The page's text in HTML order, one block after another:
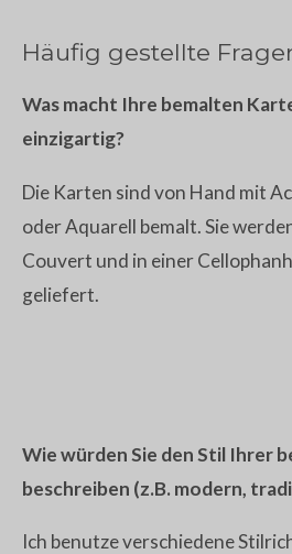
Häufig gestellte
Was macht Ihre bemalten
einzigartig?
Die Karten sind von Hand mit
oder Aquarell bemalt. Sie
Couvert und in einer
geliefert.
Wie würden Sie den Stil Ihrer
beschreiben (z.B. modern,
Ich benutze verschiedene